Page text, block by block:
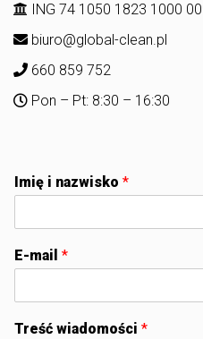
ING 74 1050 1823 1000
biuro@global-clean.pl
660 859 752
Pon – Pt: 8:30 – 16:30
Imię i nazwisko *
E-mail *
Treść wiadomości *